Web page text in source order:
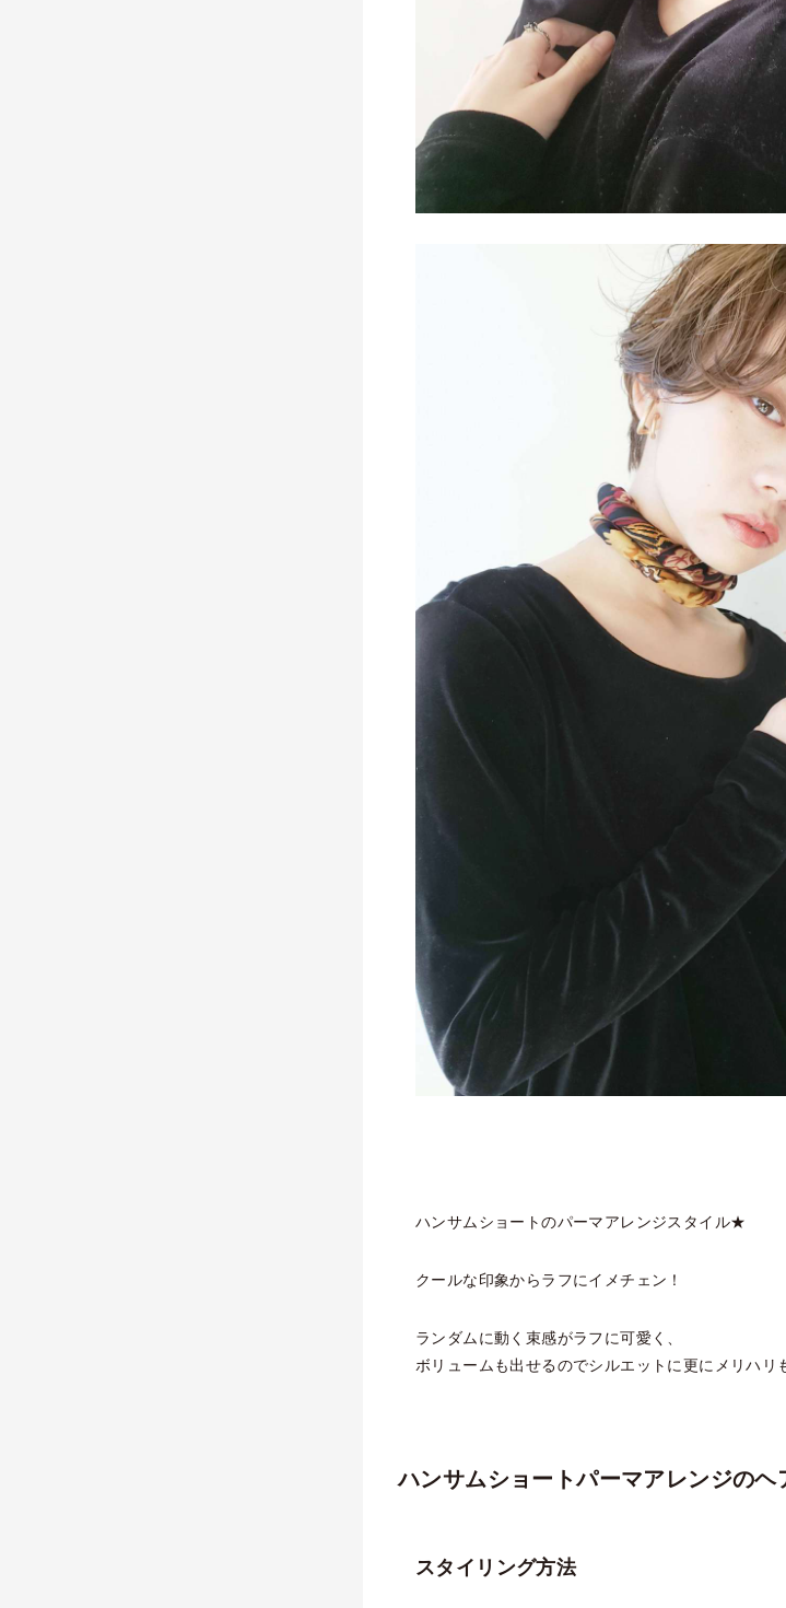
ハンサムショートのパーマアレンジスタイル★
クールな印象からラフにイメチェン！
ランダムに動く束感がラフに可愛く、
ボリュームも出せるのでシルエットに更にメリハリ
ハンサムショートパーマアレンジのヘ
スタイリング方法